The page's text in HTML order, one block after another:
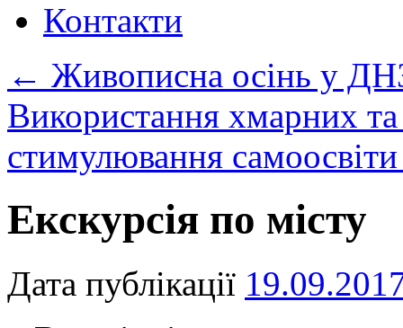
Контакти
← Живописна осінь у
Використання хмарних та
стимулювання
Екскурсія по місту
Дата публікації